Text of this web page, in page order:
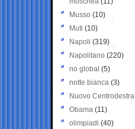
Musso (10)
Muti (10)
Napoli (319)
Napolitano (220)
no global (5)
notte bianca (3)
Nuovo Centrodestra
Obama (11)
olimpiadi (40)